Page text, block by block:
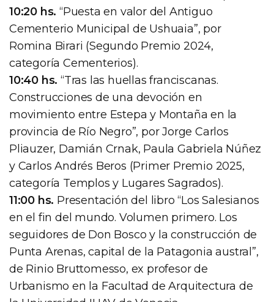
10:20 hs. “Puesta en valor del Antiguo
Cementerio Municipal de Ushuaia”, por
Romina Birari (Segundo Premio 2024,
categoría Cementerios).
10:40 hs. “Tras las huellas franciscanas.
Construcciones de una devoción en
movimiento entre Estepa y Montaña en la
provincia de Río Negro”, por Jorge Carlos
Pliauzer, Damián Crnak, Paula Gabriela Núñez
y Carlos Andrés Beros (Primer Premio 2025,
categoría Templos y Lugares Sagrados).
11:00 hs. Presentación del libro “Los Salesianos
en el fin del mundo. Volumen primero. Los
seguidores de Don Bosco y la construcción de
Punta Arenas, capital de la Patagonia austral”,
de Rinio Bruttomesso, ex profesor de
Urbanismo en la Facultad de Arquitectura de